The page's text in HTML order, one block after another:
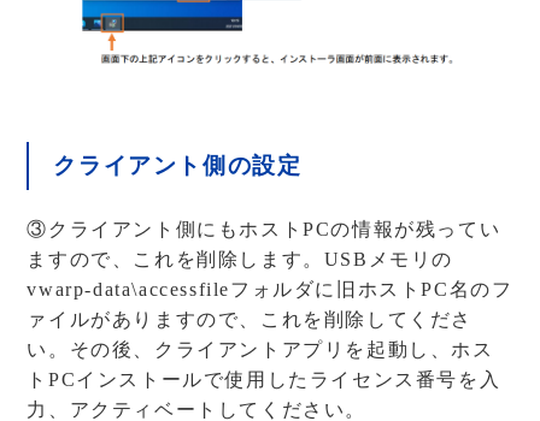
クライアント側の設定
③クライアント側にもホストPCの情報が残ってい
ますので、これを削除します。USBメモリの
vwarp-data\accessfileフォルダに旧ホストPC名のフ
ァイルがありますので、これを削除してくださ
い。その後、クライアントアプリを起動し、ホス
トPCインストールで使用したライセンス番号を入
力、アクティベートしてください。